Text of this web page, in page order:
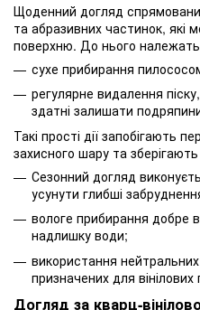
Щоденний догляд
та абразивних частинок, які
поверхню. До нього
сухе прибирання
регулярне видалення
здатні залишати
Такі прості дії запобігають
захисного шару та зберігають
Сезонний догляд
усунути глибші
вологе прибирання добре
надлишку води;
використання
призначених для вінілових
Догляд за кварц-